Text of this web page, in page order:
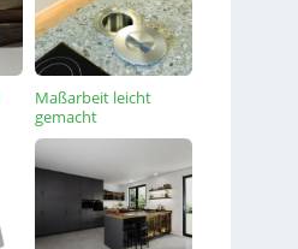
Maßarbeit leicht
gemacht